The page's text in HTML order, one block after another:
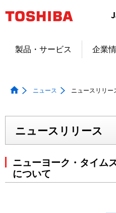
ャ
製品・サービス 企業
ニュース ニュースリリ
ニュースリリース
ニューヨーク・タイム
について